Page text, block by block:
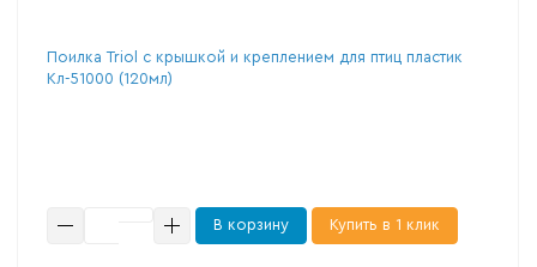
Поилка Triol с крышкой и креплением для птиц пластик
Кл-51000 (120мл)
В корзину Купить в 1 клик